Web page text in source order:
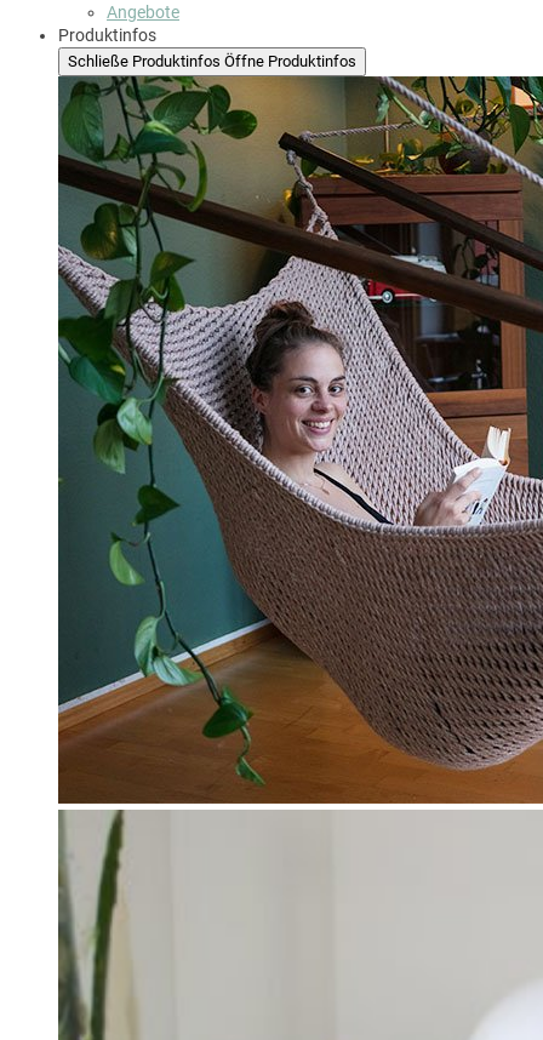
Angebote
Produktinfos
Schließe Produktinfos Öffne Produktinfos